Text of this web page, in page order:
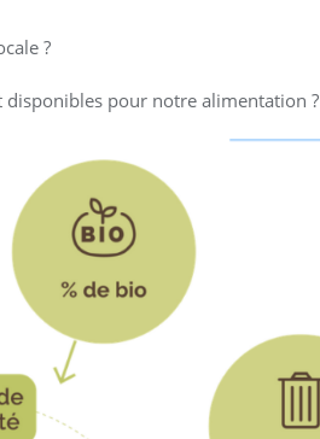
?
disponibles pour notre alimentation ?